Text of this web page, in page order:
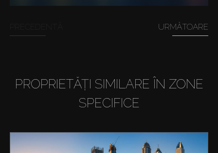
URMĂTOARE
PROPRIETĂȚI SIMILARE ÎN ZONE
SPECIFICE